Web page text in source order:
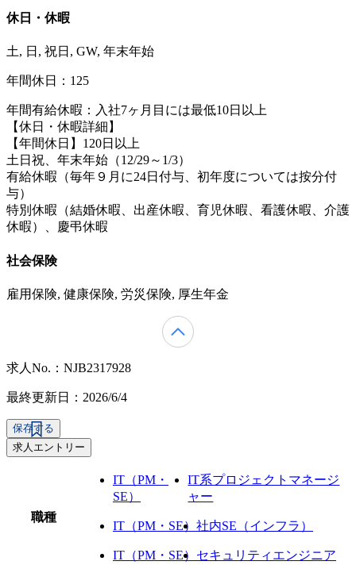
休日・休暇
土, 日, 祝日, GW, 年末年始
年間休日：125
年間有給休暇：入社7ヶ月目には最低10日以上
【休日・休暇詳細】
【年間休日】120日以上
土日祝、年末年始（12/29～1/3）
有給休暇（毎年９月に24日付与、初年度については按分付
与）
特別休暇（結婚休暇、出産休暇、育児休暇、看護休暇、介護
休暇）、慶弔休暇
社会保険
雇用保険, 健康保険, 労災保険, 厚生年金
求人No.：NJB2317928
最終更新日：2026/6/4
保存する
求人エントリー
職種
IT（PM・
SE）
IT系プロジェクトマネージ
ャー
IT（PM・SE） 社内SE（インフラ）
IT（PM・SE） セキュリティエンジニア